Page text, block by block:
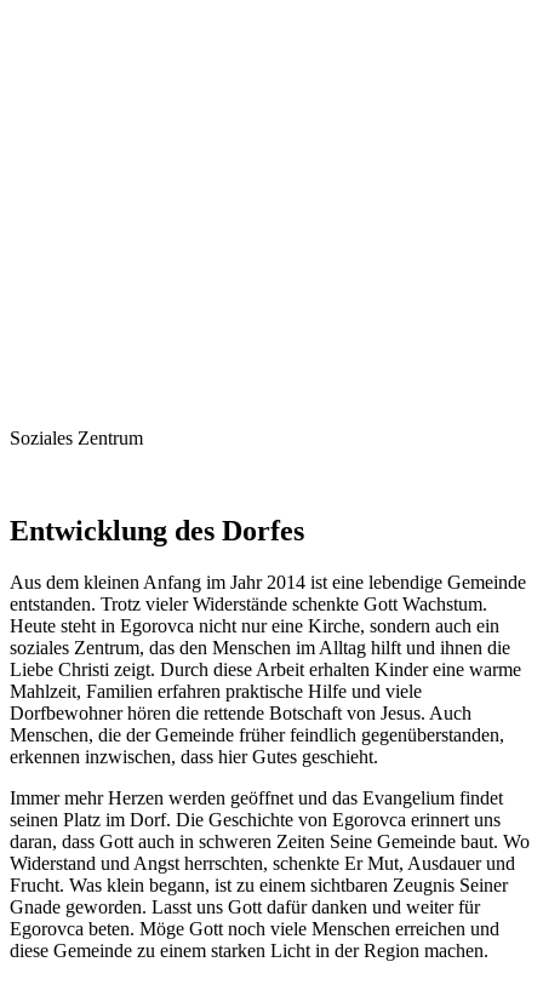
Soziales Zentrum
Entwicklung des Dorfes
Aus dem kleinen Anfang im Jahr 2014 ist eine lebendige Gemeinde
entstanden. Trotz vieler Widerstände schenkte Gott Wachstum.
Heute steht in Egorovca nicht nur eine Kirche, sondern auch ein
soziales Zentrum, das den Menschen im Alltag hilft und ihnen die
Liebe Christi zeigt. Durch diese Arbeit erhalten Kinder eine warme
Mahlzeit, Familien erfahren praktische Hilfe und viele
Dorfbewohner hören die rettende Botschaft von Jesus. Auch
Menschen, die der Gemeinde früher feindlich gegenüberstanden,
erkennen inzwischen, dass hier Gutes geschieht.
Immer mehr Herzen werden geöffnet und das Evangelium findet
seinen Platz im Dorf. Die Geschichte von Egorovca erinnert uns
daran, dass Gott auch in schweren Zeiten Seine Gemeinde baut. Wo
Widerstand und Angst herrschten, schenkte Er Mut, Ausdauer und
Frucht. Was klein begann, ist zu einem sichtbaren Zeugnis Seiner
Gnade geworden. Lasst uns Gott dafür danken und weiter für
Egorovca beten. Möge Gott noch viele Menschen erreichen und
diese Gemeinde zu einem starken Licht in der Region machen.